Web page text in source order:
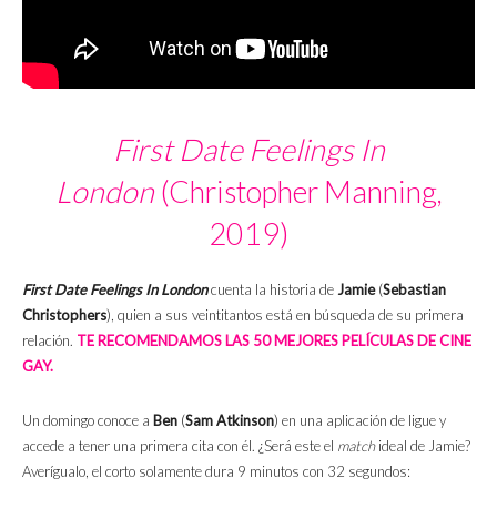
First Date Feelings In
London(Christopher Manning,
2019)
First Date Feelings In Londoncuenta la historia deJamie(Sebastian
Christophers), quien a sus veintitantos está en búsqueda de su primera
relación. TE RECOMENDAMOS LAS 50 MEJORES PELÍCULAS DE CINE
GAY.
Un domingo conoce a Ben (Sam Atkinson) en una aplicación de ligue y
accede a tener una primera cita con él. ¿Será este el matchideal de Jamie?
Averígualo, el corto solamente dura 9 minutos con 32 segundos: